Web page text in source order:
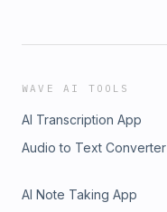
WAVE AI TOOLS
AI Transcription App
Audio to Text Converter
AI Note Taking App